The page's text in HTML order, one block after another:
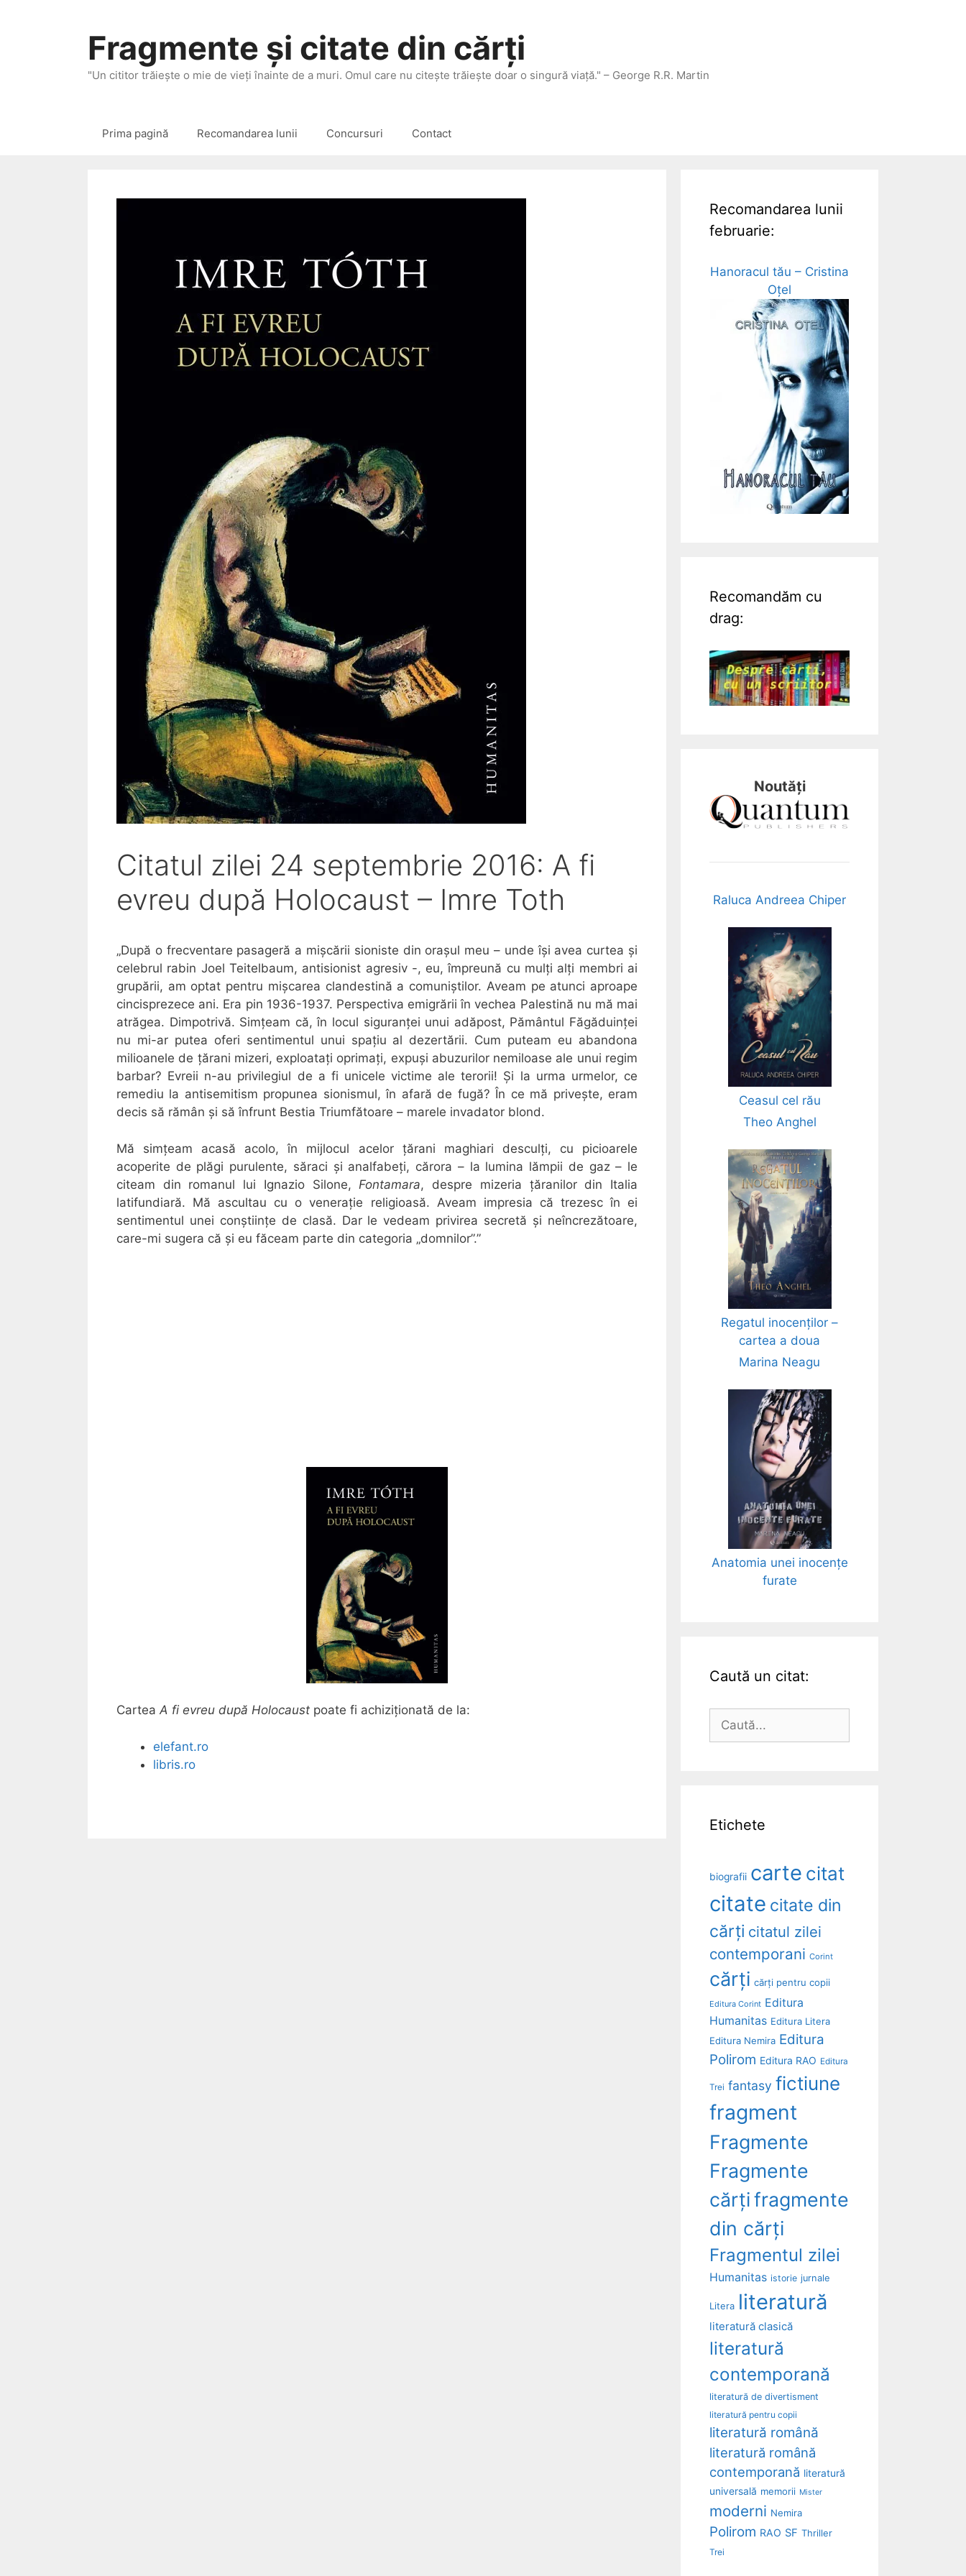
Fragmente și citate din cărți
"Un cititor trăieşte o mie de vieţi înainte de a muri. Omul care nu citeşte trăieşte doar o singură viaţă." – George R.R. Martin
Prima pagină Recomandarea lunii Concursuri Contact
Citatul zilei 24 septembrie 2016: A fi
evreu după Holocaust – Imre Toth
„După o frecventare pasageră a mișcării sioniste din orașul meu – unde își avea curtea și
celebrul rabin Joel Teitelbaum, antisionist agresiv -, eu, împreună cu mulți alți membri ai
grupării, am optat pentru mișcarea clandestină a comuniștilor. Aveam pe atunci aproape
cincisprezece ani. Era pin 1936-1937. Perspectiva emigrării în vechea Palestină nu mă mai
atrăgea. Dimpotrivă. Simțeam că, în locul siguranței unui adăpost, Pământul Făgăduinței
nu mi-ar putea oferi sentimentul unui spațiu al dezertării. Cum puteam eu abandona
milioanele de țărani mizeri, exploatați oprimați, expuși abuzurilor nemiloase ale unui regim
barbar? Evreii n-au privilegiul de a fi unicele victime ale terorii! Și la urma urmelor, ce
remediu la antisemitism propunea sionismul, în afară de fugă? În ce mă privește, eram
decis să rămân și să înfrunt Bestia Triumfătoare – marele invadator blond.
Mă simțeam acasă acolo, în mijlocul acelor țărani maghiari desculți, cu picioarele
acoperite de plăgi purulente, săraci și analfabeți, cărora – la lumina lămpii de gaz – le
citeam din romanul lui Ignazio Silone, Fontamara, despre mizeria țăranilor din Italia
latifundiară. Mă ascultau cu o venerație religioasă. Aveam impresia că trezesc în ei
sentimentul unei conștiințe de clasă. Dar le vedeam privirea secretă și neîncrezătoare,
care-mi sugera că și eu făceam parte din categoria „domnilor”.”
Cartea A fi evreu după Holocaust poate fi achiziționată de la:
elefant.ro
libris.ro
Recomandarea lunii
februarie:
Hanoracul tău – Cristina
Oțel
Recomandăm cu
drag:
Noutăți
Raluca Andreea Chiper
Ceasul cel rău
Theo Anghel
Regatul inocenților –
cartea a doua
Marina Neagu
Anatomia unei inocențe
furate
Caută un citat:
Caută
Etichete
biografii carte citat
citate citate din
cărți citatul zilei
contemporani Corint
cărți cărți pentru copii
Editura Corint Editura
Humanitas Editura Litera
Editura Nemira Editura
Polirom Editura RAO Editura
Trei fantasy fictiune
fragment
Fragmente
Fragmente
cărțifragmente
din cărți
Fragmentul zilei
Humanitas istorie jurnale
Litera literatură
literatură clasică
literatură
contemporană
literatură de divertisment
literatură pentru copii
literatură română
literatură română
contemporană literatură
universală memorii Mister
moderni Nemira
Polirom RAO SF Thriller
Trei